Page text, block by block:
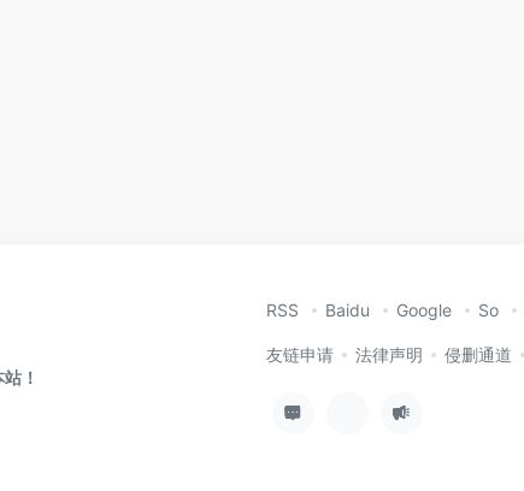
！
RSS Baidu Google So
友链申请 法律声明 侵删通道